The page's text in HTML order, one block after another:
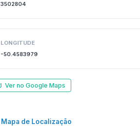
3502804
LONGITUDE
-50.4583979
Ver no Google Maps
Mapa de Localização